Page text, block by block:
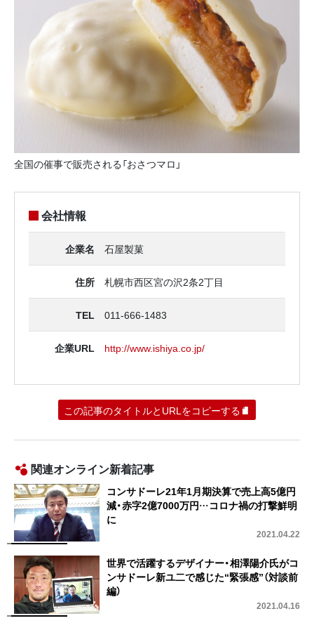
全国の催事で販売される「おさつマロ」
会社情報
企業名 石屋製菓
住所 札幌市西区宮の沢2条2丁目
TEL 011-666-1483
企業URL http://www.ishiya.co.jp/
この記事のタイトルとURLをコピーする
関連オンライン新着記事
コンサドーレ21年1月期決算で売上高5億円
減・赤字2億7000万円…コロナ禍の打撃鮮明
に
2021.04.22
世界で活躍するデザイナー・相澤陽介氏がコ
ンサドーレ新ユ二で感じた“緊張感”（対談前
編）
2021.04.16